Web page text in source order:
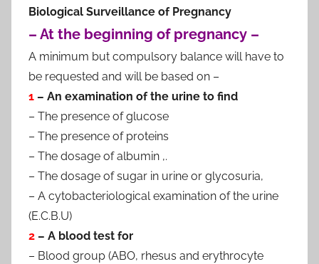
Biological Surveillance of Pregnancy
– At the beginning of pregnancy –
A minimum but compulsory balance will have to
be requested and will be based on –
1 – An examination of the urine to find
– The presence of glucose
– The presence of proteins
– The dosage of albumin ,.
– The dosage of sugar in urine or glycosuria,
– A cytobacteriological examination of the urine
(E.C.B.U)
2 – A blood test for
– Blood group (ABO, rhesus and erythrocyte